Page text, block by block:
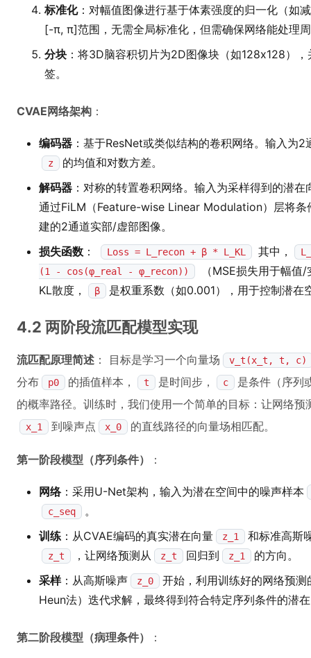
标准化：对幅值图像进行基于体素强度的归一化（如
[-π, π]范围，无需全局标准化，但需确保网络能处理
分块 ：将3D脑容积切片为2D图像块（如128x128）
签。
CVAE网络架构 ：
编码器 ：基于ResNet或类似结构的卷积网络。输入为
z
的均值和对数方差。
解码器 ：对称的转置卷积网络。输入为采样得到的潜在
通过FiLM（Feature-wise Linear Modulation）层将条
建的2通道实部/虚部图像。
损失函数 ： Loss = L_recon + β * L_KL 其中，
(1 - cos(φ_real - φ_recon))
（MSE损失用于幅
KL散度，
β 是权重系数（如0.001），用于控制潜在
4.2 两阶段流匹配模型实现
流匹配原理简述 ： 目标是学习一个向量场 v_t(x_t, t, c)
分布 p0 的插值样本， t 是时间步， c
是条件（序列
的概率路径。训练时，我们使用一个简单的目标：让网络
x_1 到噪声点 x_0 的直线路径的向量场相匹配。
第一阶段模型（序列条件） ：
网络：采用U-Net架构，输入为潜在空间中的噪声样本
c_seq
。
训练 ：从CVAE编码的真实潜在向量 z_1 和标准高斯
z_t ，让网络预测从 z_t 回归到 z_1
的方向。
采样：从高斯噪声 z_0
开始，利用训练好的网络预
Heun法）迭代求解，最终得到符合特定序列条件的潜
第二阶段模型（病理条件） ：